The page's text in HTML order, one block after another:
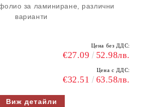
за ламиниране, различни
варианти
Цена без ДДС:
€27.09 52.98лв.
Цена с ДДС:
€32.51 63.58лв.
Виж детайли